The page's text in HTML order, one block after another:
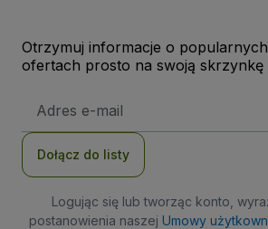
Otrzymuj informacje o
ofertach prosto na swoją skrzynkę
e-
Dołącz do listy
Logując się lub tworząc konto,
postanowienia naszej Umowy